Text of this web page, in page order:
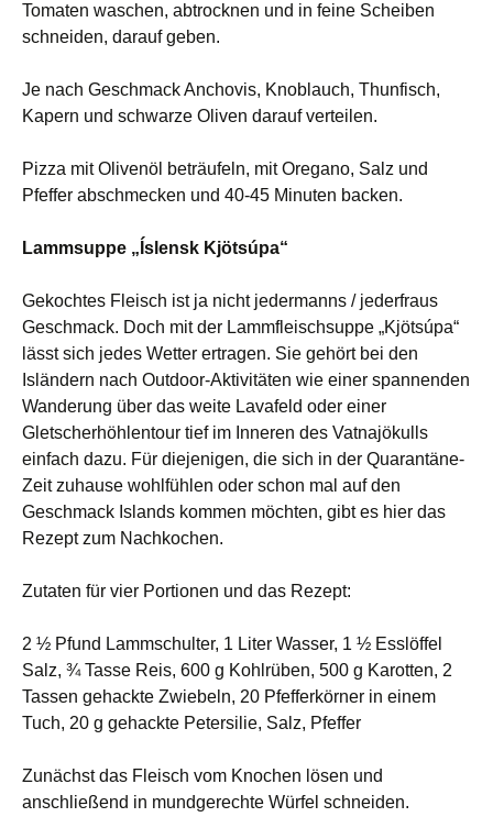
Tomaten waschen, abtrocknen und in feine Scheiben
schneiden, darauf geben.
Je nach Geschmack Anchovis, Knoblauch, Thunfisch,
Kapern und schwarze Oliven darauf verteilen.
Pizza mit Olivenöl beträufeln, mit Oregano, Salz und
Pfeffer abschmecken und 40-45 Minuten backen.
Lammsuppe „Íslensk Kjötsúpa“
Gekochtes Fleisch ist ja nicht jedermanns / jederfraus
Geschmack. Doch mit der Lammfleischsuppe „Kjötsúpa“
lässt sich jedes Wetter ertragen. Sie gehört bei den
Isländern nach Outdoor-Aktivitäten wie einer spannenden
Wanderung über das weite Lavafeld oder einer
Gletscherhöhlentour tief im Inneren des Vatnajökulls
einfach dazu. Für diejenigen, die sich in der Quarantäne-
Zeit zuhause wohlfühlen oder schon mal auf den
Geschmack Islands kommen möchten, gibt es hier das
Rezept zum Nachkochen.
Zutaten für vier Portionen und das Rezept:
2 ½ Pfund Lammschulter, 1 Liter Wasser, 1 ½ Esslöffel
Salz, ¾ Tasse Reis, 600 g Kohlrüben, 500 g Karotten, 2
Tassen gehackte Zwiebeln, 20 Pfefferkörner in einem
Tuch, 20 g gehackte Petersilie, Salz, Pfeffer
Zunächst das Fleisch vom Knochen lösen und
anschließend in mundgerechte Würfel schneiden.